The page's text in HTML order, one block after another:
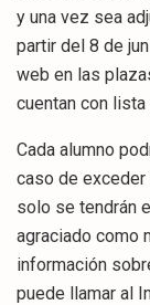
y una vez sea
partir del 8 de
web en las
cuentan con
Cada alumno
caso de
solo se tendrán
agraciado como
información
puede llamar al